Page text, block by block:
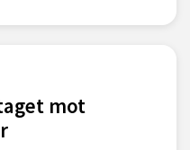
mot